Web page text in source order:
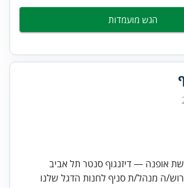
הגש מועמדות
אופנה — דיזנגוף סנטר תל אביב
ה מנהל/ת סניף לחנות הדגל שלנו